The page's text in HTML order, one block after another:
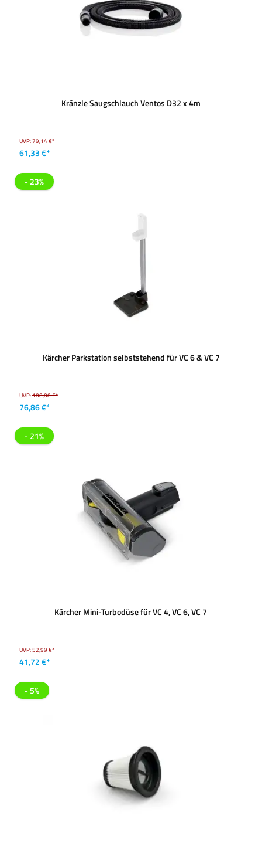
Kränzle Saugschlauch Ventos D32 x 4m
UVP:79,14 €*
61,33 €*
- 23%
Kärcher Parkstation selbststehend für VC 6 & VC 7
UVP:100,00 €*
76,86 €*
- 21%
Kärcher Mini-Turbodüse für VC 4, VC 6, VC 7
UVP:52,99 €*
41,72 €*
- 5%